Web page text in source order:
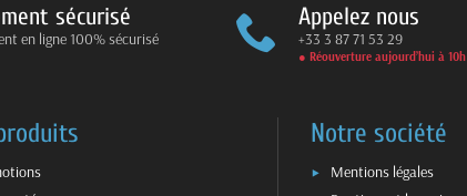
sécurisé
en ligne 100% sécurisé
Appelez nous
+33 3 87 71 53 29
● Réouverture aujourd’hui à 10h
Notre société
Mentions légales